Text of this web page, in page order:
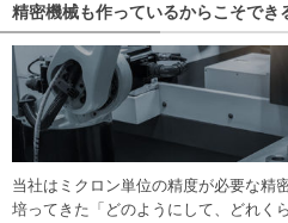
精密機械も作っているからこそでき
当社はミクロン単位の精度が必要な精
培ってきた「どのようにして、どれく